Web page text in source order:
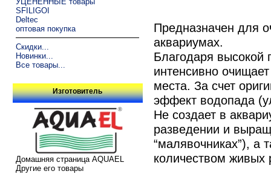
SFILIGOI
Deltec
оптовая покупка
Скидки...
Новинки...
Все товары...
Изготовитель
Домашняя страница AQUAEL
Другие его товары
Предназначен для
аквариумах.
Благодаря высокой
интенсивно
места. За счет
эффект водопада
Не создает в
разведении и
“малявочниках”), а
количеством живых